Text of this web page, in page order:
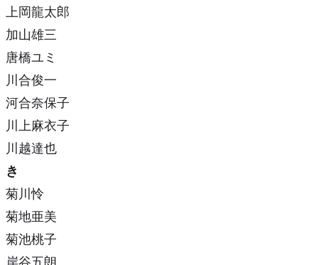
上岡龍太郎
加山雄三
唐橋ユミ
川合俊一
河合奈保子
川上麻衣子
川越達也
き
菊川怜
菊地亜美
菊池桃子
岸谷五朗